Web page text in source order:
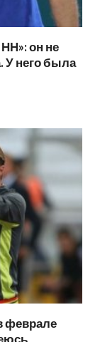
он не
У него была
феврале